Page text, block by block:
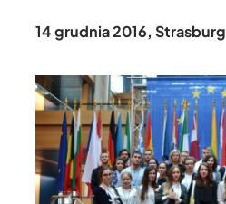
14 grudnia 2016, Strasburg